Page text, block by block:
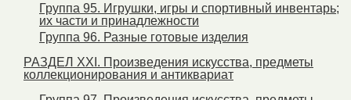
Группа 95. Игрушки, игры и спортивный инвентарь;
их части и принадлежности
Группа 96. Разные готовые изделия
РАЗДЕЛ XXI. Произведения искусства, предметы
коллекционирования и антиквариат